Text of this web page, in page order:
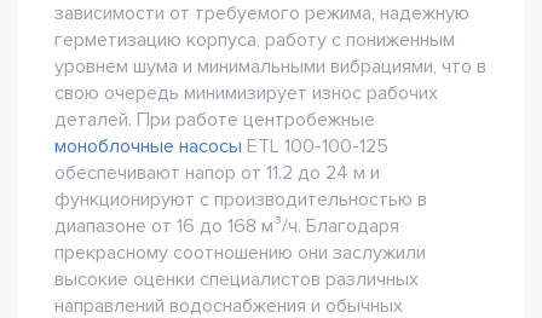
зависимости от требуемого режима, надежную
герметизацию корпуса, работу с пониженным
уровнем шума и минимальными вибрациями, что в
свою очередь минимизирует износ рабочих
деталей. При работе центробежные
моноблочные насосы ETL 100-100-125
обеспечивают напор от 11.2 до 24 м и
функционируют с производительностью в
диапазоне от 16 до 168 м³/ч. Благодаря
прекрасному соотношению они заслужили
высокие оценки специалистов различных
направлений водоснабжения и обычных